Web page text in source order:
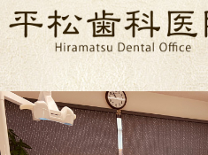
ホーム
診療方針・院長紹介